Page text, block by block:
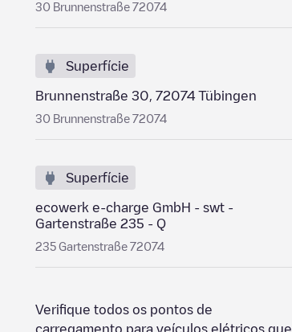
30 Brunnenstraße 72074
Superfície
Brunnenstraße 30, 72074 Tübingen
30 Brunnenstraße 72074
Superfície
ecowerk e-charge GmbH - swt -
Gartenstraße 235 - Q
235 Gartenstraße 72074
Verifique todos os pontos de
carregamento para veículos elétricos que